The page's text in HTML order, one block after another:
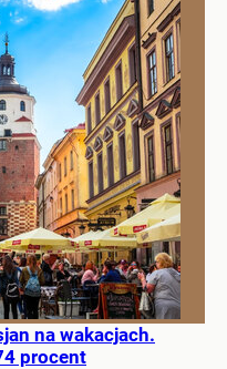
na wakacjach.
procent